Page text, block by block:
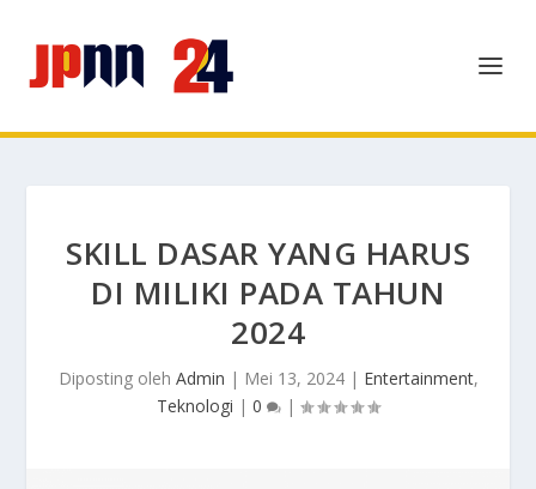
SKILL DASAR YANG HARUS
DI MILIKI PADA TAHUN
2024
Diposting oleh Admin | Mei 13, 2024| Entertainment,
Teknologi | 0 |